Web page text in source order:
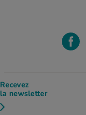
Recevez
la newsletter